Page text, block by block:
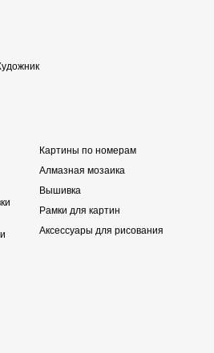
Картины по номерам
Алмазная мозаика
Вышивка
Рамки для картин
Аксессуары для рисования